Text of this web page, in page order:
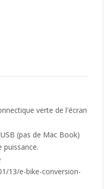
verte de l'écran
(pas de Mac Book)
puissance.
13/e-bike-conversion-